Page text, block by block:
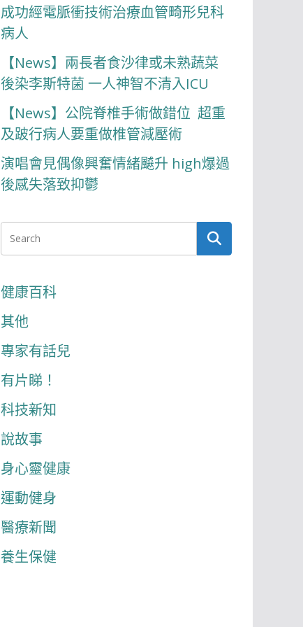
成功經電脈衝技術治療血管畸形兒科
病人
【News】兩長者食沙律或未熟蔬菜
後染李斯特菌 一人神智不清入ICU
【News】公院脊椎手術做錯位 超重
及跛行病人要重做椎管減壓術
演唱會見偶像興奮情緒飇升 high爆過
後感失落致抑鬱
健康百科
其他
專家有話兒
有片睇！
科技新知
說故事
身心靈健康
運動健身
醫療新聞
養生保健